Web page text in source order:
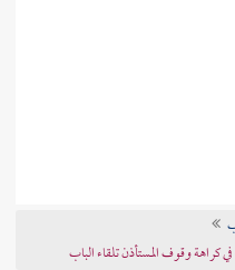
كراهة وقوف المستأذن تلقاء الباب